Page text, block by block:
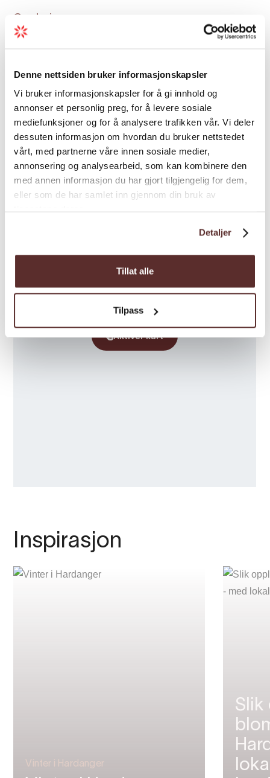
Denne nettsiden bruker informasjonskapsler
Vi bruker informasjonskapsler for å gi innhold og
annonser et personlig preg, for å levere sosiale
mediefunksjoner og for å analysere trafikken vår. Vi deler
dessuten informasjon om hvordan du bruker nettstedet
vårt, med partnerne våre innen sosiale medier,
annonsering og analysearbeid, som kan kombinere den
med annen informasjon du har gjort tilgjengelig for dem,
eller som de har samlet inn gjennom din bruk av
Detaljer
Tillat alle
Tilpass
ta kontakt på dagtid.
Heile året er det mogleg for grupper å
sjølvsagt til sal- og skjenkeløyve i samband
med høgtidsdagar.
Er du i Eidfjord utan bil? Leig ein bil hjå Eidfjord
Autorent .
Kart
Inspirasjon
Vinter i Hardanger
Slik